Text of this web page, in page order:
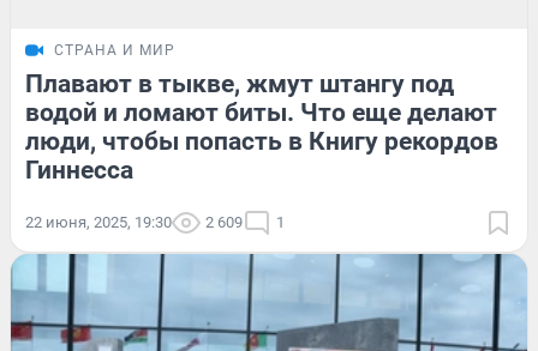
СТРАНА И МИР
Плавают в тыкве, жмут штангу под
водой и ломают биты. Что еще делают
люди, чтобы попасть в Книгу рекордов
Гиннесса
22 июня, 2025, 19:30 2 609 1